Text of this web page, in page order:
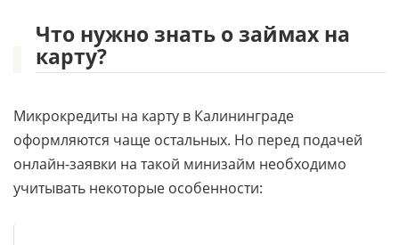
Что нужно знать о займах на
карту?
Микрокредиты на карту в Калининграде
оформляются чаще остальных. Но перед подачей
онлайн-заявки на такой минизайм необходимо
учитывать некоторые особенности: